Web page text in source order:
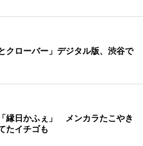
クローバー」デジタル版、渋谷で
縁日かふぇ」 メンカラたこやき
たイチゴも